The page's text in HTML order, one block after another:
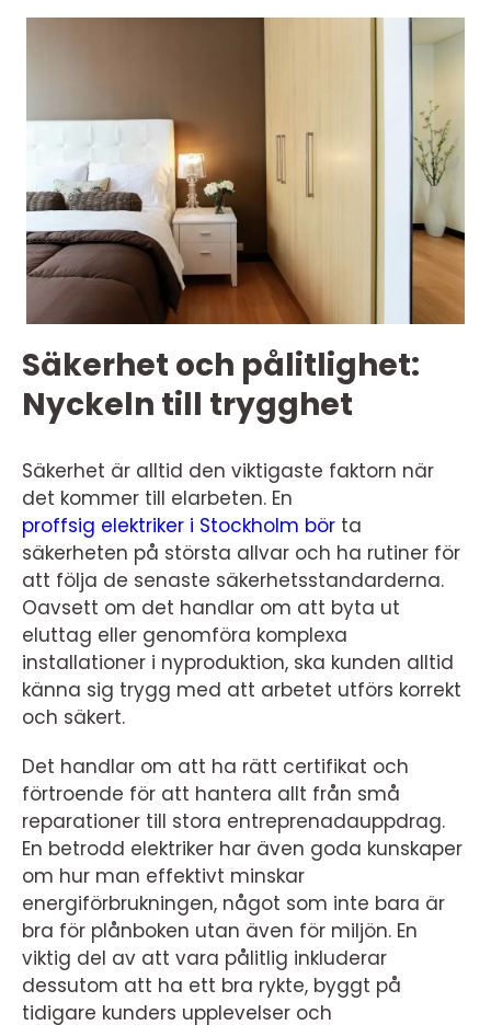
Säkerhet och pålitlighet:
Nyckeln till trygghet
Säkerhet är alltid den viktigaste faktorn när
det kommer till elarbeten. En
proffsig elektriker i Stockholm bör ta
säkerheten på största allvar och ha rutiner för
att följa de senaste säkerhetsstandarderna.
Oavsett om det handlar om att byta ut
eluttag eller genomföra komplexa
installationer i nyproduktion, ska kunden alltid
känna sig trygg med att arbetet utförs korrekt
och säkert.
Det handlar om att ha rätt certifikat och
förtroende för att hantera allt från små
reparationer till stora entreprenadauppdrag.
En betrodd elektriker har även goda kunskaper
om hur man effektivt minskar
energiförbrukningen, något som inte bara är
bra för plånboken utan även för miljön. En
viktig del av att vara pålitlig inkluderar
dessutom att ha ett bra rykte, byggt på
tidigare kunders upplevelser och